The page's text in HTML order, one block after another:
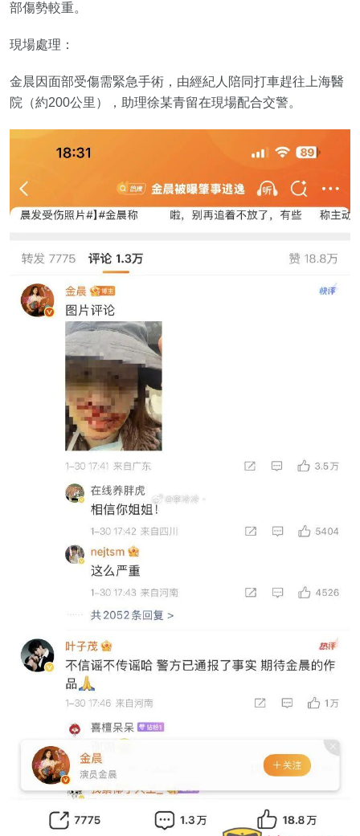
部傷勢較重。
現場處理：
金晨因面部受傷需緊急手術，由經紀人陪同打車趕往上海醫
院（約200公里），助理徐某青留在現場配合交警。